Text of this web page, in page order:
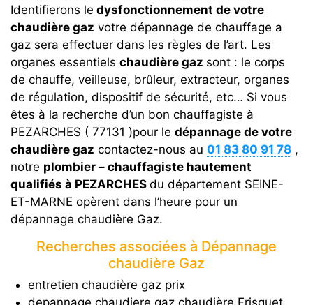
Identifierons le dysfonctionnement de votre
chaudière gaz votre dépannage de chauffage a
gaz sera effectuer dans les règles de l’art. Les
organes essentiels chaudière gaz sont : le corps
de chauffe, veilleuse, brûleur, extracteur, organes
de régulation, dispositif de sécurité, etc… Si vous
êtes à la recherche d’un bon chauffagiste à
PEZARCHES ( 77131 )pour le dépannage de votre
chaudière gaz contactez-nous au 01 83 80 91 78 ,
notre plombier – chauffagiste hautement
qualifiés à PEZARCHES du département SEINE-
ET-MARNE opèrent dans l’heure pour un
dépannage chaudière Gaz.
Recherches associées à Dépannage
chaudière Gaz
entretien chaudière gaz prix
depannage chaudiere gaz chaudière Frisquet